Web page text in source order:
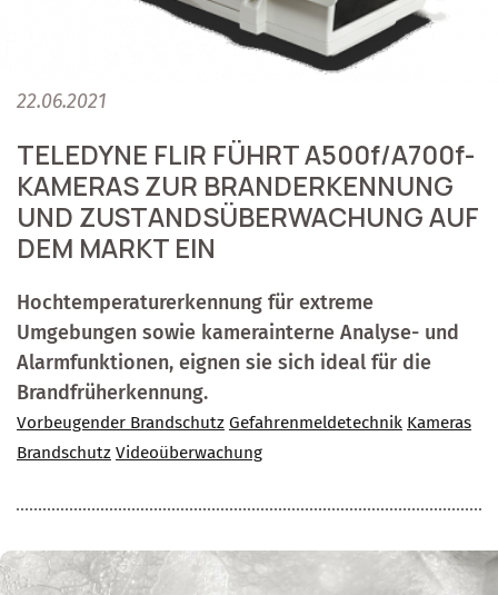
22.06.2021
TELEDYNE FLIR FÜHRT A500f/A700f-
KAMERAS ZUR BRANDERKENNUNG
UND ZUSTANDSÜBERWACHUNG AUF
DEM MARKT EIN
Hochtemperaturerkennung für extreme
Umgebungen sowie kamerainterne Analyse- und
Alarmfunktionen, eignen sie sich ideal für die
Brandfrüherkennung.
Vorbeugender Brandschutz Gefahrenmeldetechnik Kameras
Brandschutz Videoüberwachung